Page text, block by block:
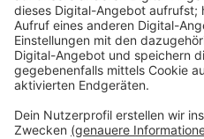
waren. Darunter finden sich
Konzerte. Teil 2 der
veröffentlicht werden,
Veranstaltungen neue
Weitere Infos zum
Anzeige